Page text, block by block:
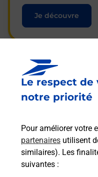
Le respect de
notre priorité
Pour améliorer votre
partenaires utilisent
similaires). Les
suivantes :
Je découvre
Questions
posées
La
médaillon
c’est ?